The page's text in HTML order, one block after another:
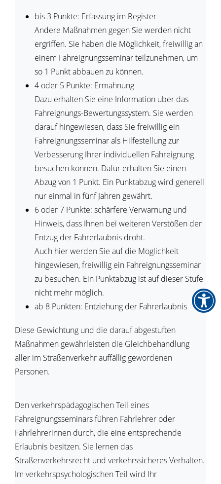
bis 3 Punkte: Erfassung im Register
Andere Maßnahmen gegen Sie werden nicht
ergriffen. Sie haben die Möglichkeit, freiwillig an
einem Fahreignungsseminar teilzunehmen, um
so 1 Punkt abbauen zu können.
4 oder 5 Punkte: Ermahnung
Dazu erhalten Sie eine Information über das
Fahreignungs-Bewertungssystem. Sie werden
darauf hingewiesen, dass Sie freiwillig ein
Fahreignungsseminar als Hilfestellung zur
Verbesserung Ihrer individuellen Fahreignung
besuchen können. Dafür erhalten Sie einen
Abzug von 1 Punkt. Ein Punktabzug wird generell
nur einmal in fünf Jahren gewährt.
6 oder 7 Punkte: schärfere Verwarnung und
Hinweis, dass Ihnen bei weiteren Verstößen der
Entzug der Fahrerlaubnis droht.
Auch hier werden Sie auf die Möglichkeit
hingewiesen, freiwillig ein Fahreignungsseminar
zu besuchen. Ein Punktabzug ist auf dieser Stufe
nicht mehr möglich.
ab 8 Punkten: Entziehung der Fahrerlaubnis
Diese Gewichtung und die darauf abgestuften
Maßnahmen gewährleisten die Gleichbehandlung
aller im Straßenverkehr auffällig gewordenen
Personen.
Den verkehrspädagogischen Teil eines
Fahreignungsseminars führen Fahrlehrer oder
Fahrlehrerinnen durch, die eine entsprechende
Erlaubnis besitzen. Sie lernen das
Straßenverkehrsrecht und verkehrssicheres Verhalten.
Im verkehrspsychologischen Teil wird Ihr